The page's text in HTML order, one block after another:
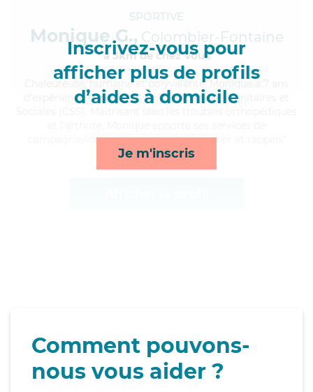
Inscrivez-vous pour
afficher plus de profils
d’aides à domicile
Je m'inscris
SPORTIVE
Monique G., Colombier-Fontaine
à 5km de chez Vous
, humaine et polyvalente, Monique a 7 ans
d'expérience et possède un BEP Carrières Sanitaires et
compagnie/loisirs, activités, lever/coucher et rappels*
Comment pouvons-
nous vous aider ?